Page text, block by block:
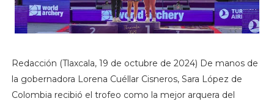
Redacción (Tlaxcala, 19 de octubre de 2024) De manos de
la gobernadora Lorena Cuéllar Cisneros, Sara López de
Colombia recibió el trofeo como la mejor arquera del